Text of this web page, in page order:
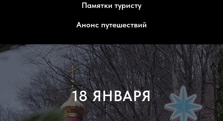
Памятки туристу
Анонс путешествий
18 ЯНВАРЯ